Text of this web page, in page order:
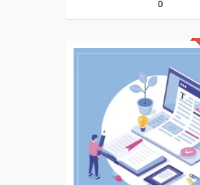
0
Descuentos especiales
Sin requisitos de acceso
Diploma